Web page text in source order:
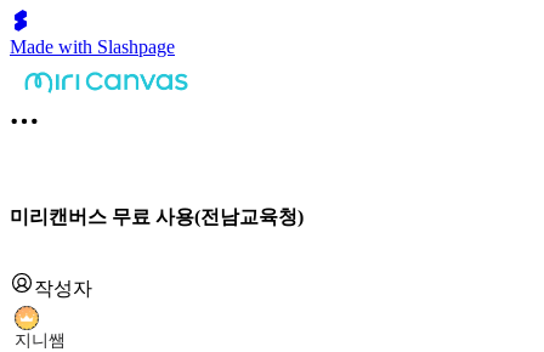
Made with Slashpage
미리캔버스 무료 사용(전남교육청)
작성자
지니쌤